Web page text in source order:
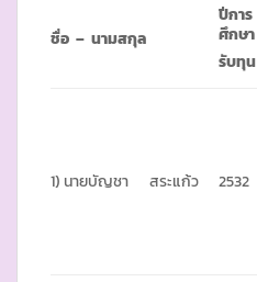
ชื่อ – นามสกุล
ปีการ
ศึกษา
รับทุน
1) นายบัญชา สระแก้ว 2532